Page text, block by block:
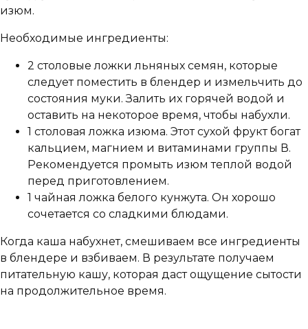
изюм.
Необходимые ингредиенты:
2 столовые ложки льняных семян, которые
следует поместить в блендер и измельчить до
состояния муки. Залить их горячей водой и
оставить на некоторое время, чтобы набухли.
1 столовая ложка изюма. Этот сухой фрукт богат
кальцием, магнием и витаминами группы В.
Рекомендуется промыть изюм теплой водой
перед приготовлением.
1 чайная ложка белого кунжута. Он хорошо
сочетается со сладкими блюдами.
Когда каша набухнет, смешиваем все ингредиенты
в блендере и взбиваем. В результате получаем
питательную кашу, которая даст ощущение сытости
на продолжительное время.